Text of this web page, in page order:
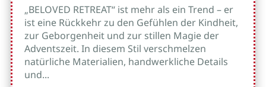
„BELOVED RETREAT“ ist mehr als ein Trend – er
ist eine Rückkehr zu den Gefühlen der Kindheit,
zur Geborgenheit und zur stillen Magie der
Adventszeit. In diesem Stil verschmelzen
natürliche Materialien, handwerkliche Details
und...